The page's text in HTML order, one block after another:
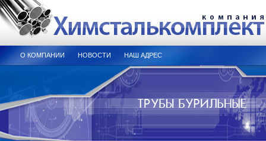
О КОМПАНИИ НОВОСТИ НАШ АДРЕС